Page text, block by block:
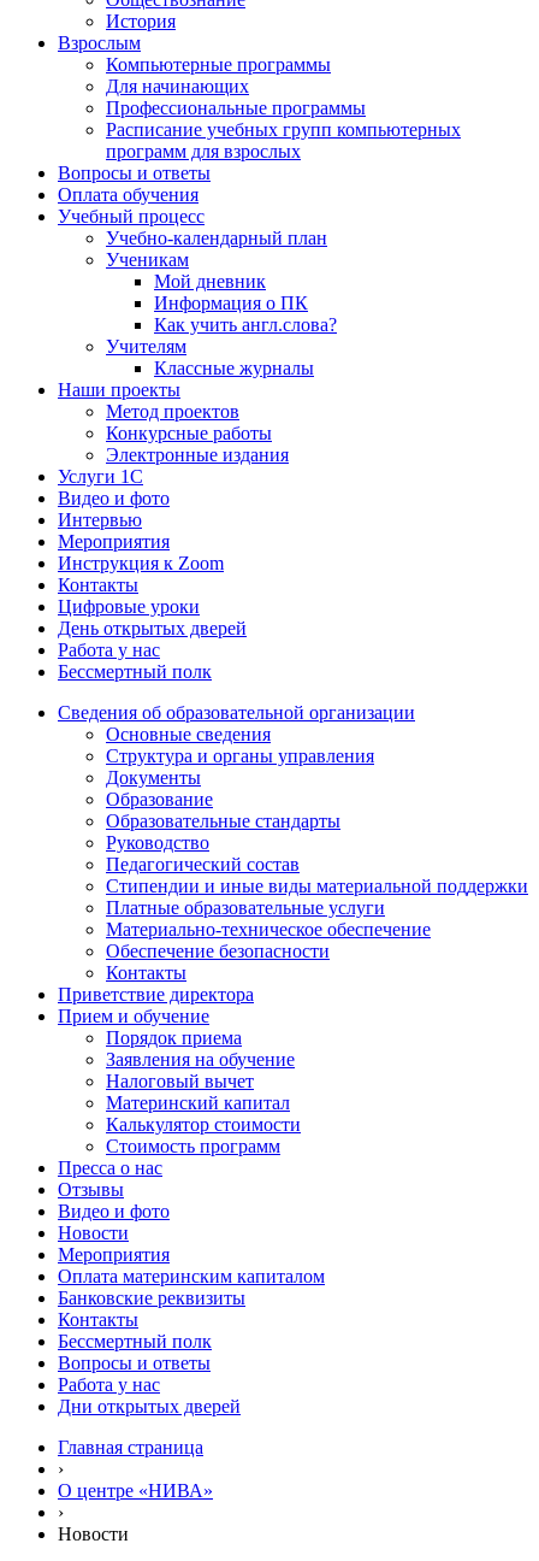
История
Взрослым
Компьютерные программы
Для начинающих
Профессиональные программы
Расписание учебных групп компьютерных
программ для взрослых
Вопросы и ответы
Оплата обучения
Учебный процесс
Учебно-календарный план
Ученикам
Мой дневник
Информация о ПК
Как учить англ.слова?
Учителям
Классные журналы
Наши проекты
Метод проектов
Конкурсные работы
Электронные издания
Услуги 1C
Видео и фото
Интервью
Мероприятия
Инструкция к Zoom
Контакты
Цифровые уроки
День открытых дверей
Работа у нас
Бессмертный полк
Сведения об образовательной организации
Основные сведения
Структура и органы управления
Документы
Образование
Образовательные стандарты
Руководство
Педагогический состав
Стипендии и иные виды материальной поддержки
Платные образовательные услуги
Материально-техническое обеспечение
Обеспечение безопасности
Контакты
Приветствие директора
Прием и обучение
Порядок приема
Заявления на обучение
Налоговый вычет
Материнский капитал
Калькулятор стоимости
Стоимость программ
Пресса о нас
Отзывы
Видео и фото
Новости
Мероприятия
Оплата материнским капиталом
Банковские реквизиты
Контакты
Бессмертный полк
Вопросы и ответы
Работа у нас
Дни открытых дверей
Главная страница
›
О центре «НИВА»
›
Новости